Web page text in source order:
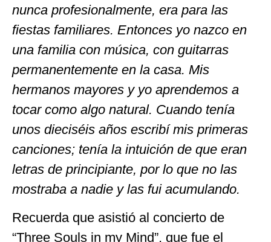
nunca profesionalmente, era para las
fiestas familiares. Entonces yo nazco en
una familia con música, con guitarras
permanentemente en la casa. Mis
hermanos mayores y yo aprendemos a
tocar como algo natural. Cuando tenía
unos dieciséis años escribí mis primeras
canciones; tenía la intuición de que eran
letras de principiante, por lo que no las
mostraba a nadie y las fui acumulando.
Recuerda que asistió al concierto de
“Three Souls in my Mind”, que fue el